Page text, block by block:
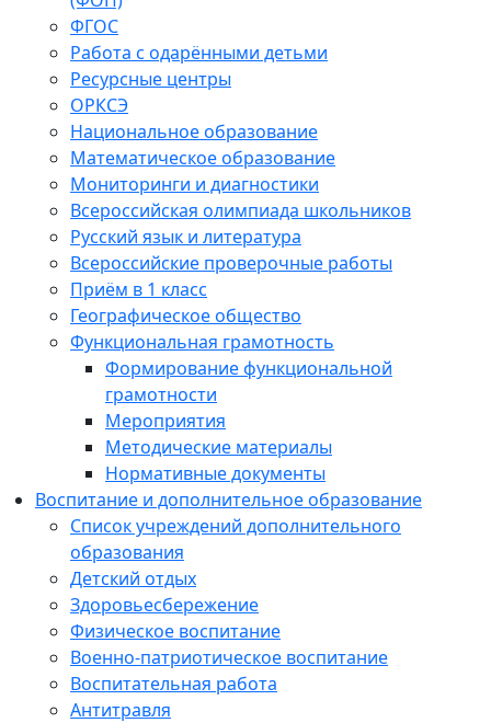
ФГОС
Работа с одарёнными детьми
Ресурсные центры
ОРКСЭ
Национальное образование
Математическое образование
Мониторинги и диагностики
Всероссийская олимпиада школьников
Русский язык и литература
Всероссийские проверочные работы
Приём в 1 класс
Географическое общество
Функциональная грамотность
Формирование функциональной
грамотности
Мероприятия
Методические материалы
Нормативные документы
Воспитание и дополнительное образование
Список учреждений дополнительного
образования
Детский отдых
Здоровьесбережение
Физическое воспитание
Военно-патриотическое воспитание
Воспитательная работа
Антитравля